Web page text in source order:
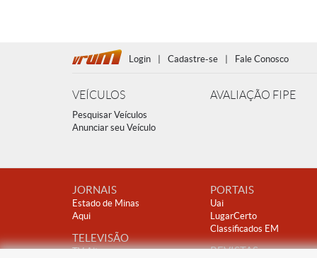
Login Cadastre-se Fale Conosco
VEÍCULOS
Pesquisar Veículos
Anunciar seu Veículo
AVALIAÇÃO FIPE
JORNAIS
Estado de Minas
Aqui
TELEVISÃO
TV Alterosa
PORTAIS
Uai
LugarCerto
Classificados EM
REVISTAS